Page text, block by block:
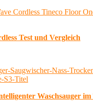
Test und Vergleich
Waschsauger im